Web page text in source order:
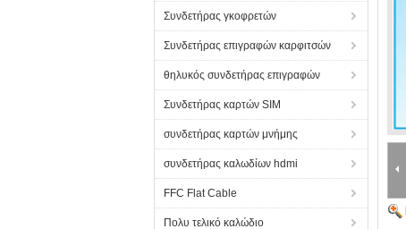
Συνδετήρας γκοφρετών
Συνδετήρας επιγραφών καρφιτσών
θηλυκός συνδετήρας επιγραφών
Συνδετήρας καρτών SIM
συνδετήρας καρτών μνήμης
συνδετήρας καλωδίων hdmi
FFC Flat Cable
Πολυ τελικό καλώδιο